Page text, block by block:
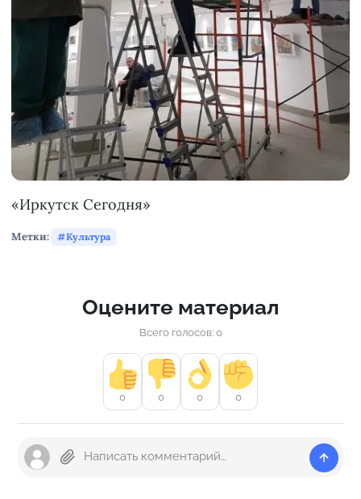
«Иркутск Сегодня»
Метки: Культура
Оцените материал
Всего голосов: 0
0 0 0 0